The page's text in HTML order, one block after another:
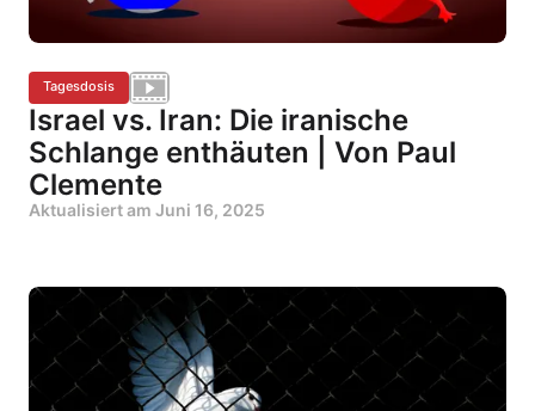
Tagesdosis
Israel vs. Iran: Die iranische
Schlange enthäuten | Von Paul
Clemente
Aktualisiert am Juni 16, 2025